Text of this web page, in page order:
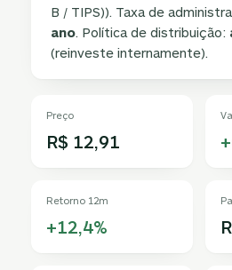
B / TIPS)). Taxa de
ano. Política de distribuição:
(reinveste internamente).
Preço
R$ 12,91
Retorno 12m
+12,4%